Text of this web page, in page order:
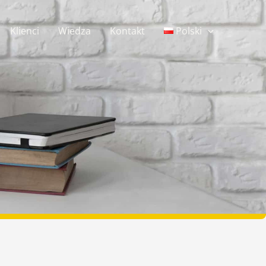
Klienci Wiedza Kontakt Polski